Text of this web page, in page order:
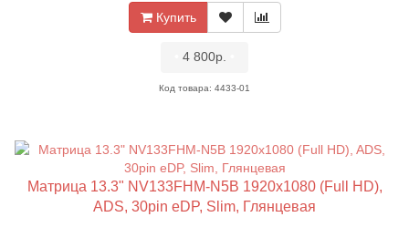
Купить
4 800р.
Код товара: 4433-01
Матрица 13.3" NV133FHM-N5B 1920x1080 (Full HD),
ADS, 30pin eDP, Slim, Глянцевая